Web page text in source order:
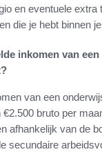
en eventuele extra
die je hebt binnen
inkomen van een
van een
bruto per
afhankelijk van de
secundaire